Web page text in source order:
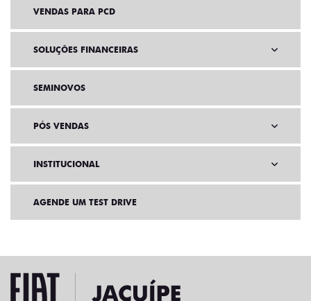
VENDAS PARA PCD
SOLUÇÕES FINANCEIRAS
SEMINOVOS
PÓS VENDAS
INSTITUCIONAL
AGENDE UM TEST DRIVE